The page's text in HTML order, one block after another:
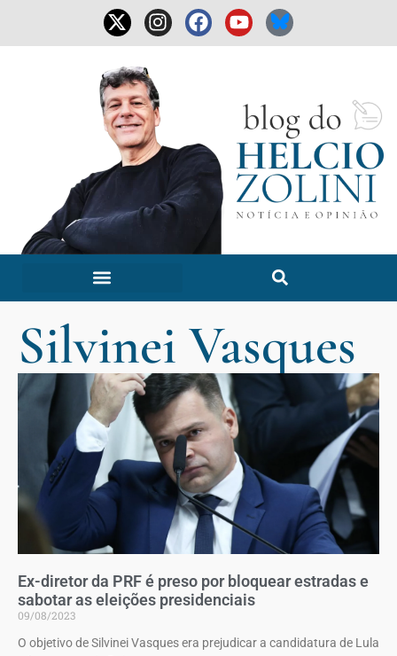
Silvinei Vasques
Ex-diretor da PRF é preso por bloquear estradas e
sabotar as eleições presidenciais
09/08/2023
O objetivo de Silvinei Vasques era prejudicar a candidatura de Lula